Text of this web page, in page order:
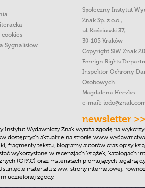
cookies
Sygnalistow
Społeczny Instytut
Znak Sp. z o.o.,
ul. Kościuszki 37,
30-105 Kraków
Copyright SIW Znak
Foreign Rights
Inspektor Ochrony
Osobowych
Magdalena Heczko
e-mail:
newsletter >>
Instytut Wydawniczy Znak wyraża zgodę na
dostępnych aktualnie na stronie
fragmenty tekstu, biogramy autorów oraz opisy
wykorzystane w recenzjach książek, katalogach
(OPAC) oraz materiałach promujących legalną
materiału z ww. strony internetowej,
udzielonej zgody.